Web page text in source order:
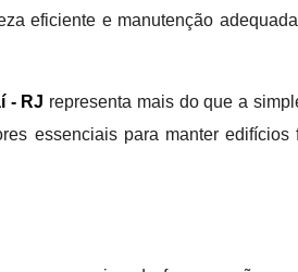
eficiente e manutenção
- RJ representa mais do que a
essenciais para manter